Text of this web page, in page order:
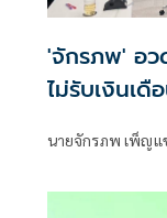
'จักรภพ' อ
ไม่รับเงินเดื
นายจักรภพ เพ็ญ